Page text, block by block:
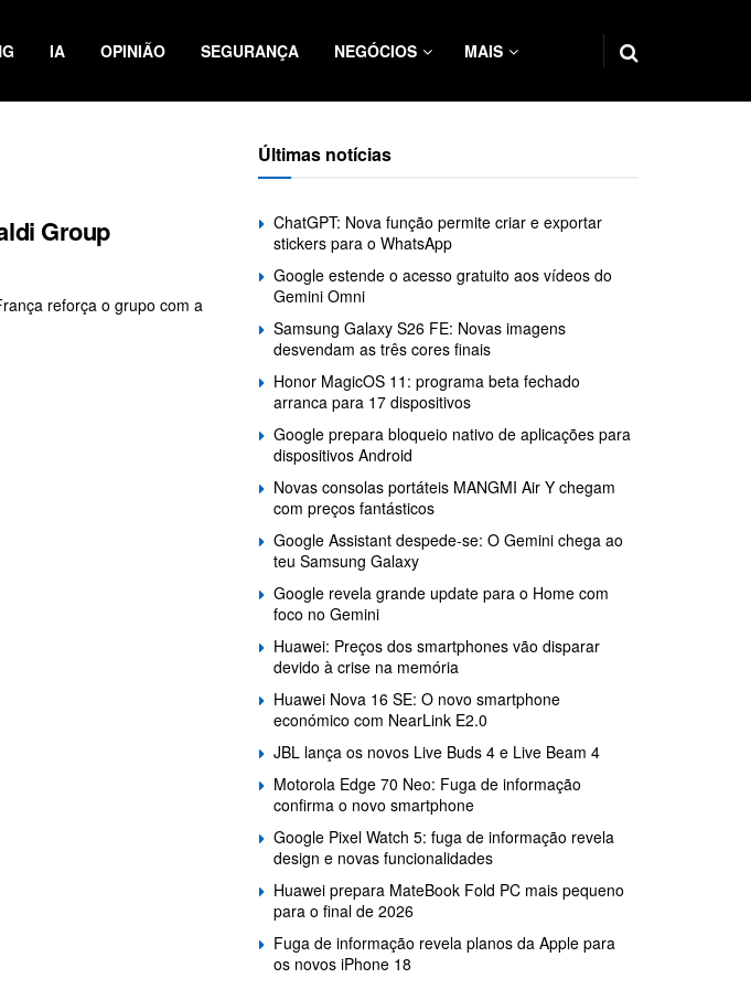
IA OPINIÃO SEGURANÇA NEGÓCIOS MAIS
Group
reforça o grupo com a
Últimas notícias
ChatGPT: Nova função permite criar e exportar
stickers para o WhatsApp
Google estende o acesso gratuito aos vídeos do
Gemini Omni
Samsung Galaxy S26 FE: Novas imagens
desvendam as três cores finais
Honor MagicOS 11: programa beta fechado
arranca para 17 dispositivos
Google prepara bloqueio nativo de aplicações para
dispositivos Android
Novas consolas portáteis MANGMI Air Y chegam
com preços fantásticos
Google Assistant despede-se: O Gemini chega ao
teu Samsung Galaxy
Google revela grande update para o Home com
foco no Gemini
Huawei: Preços dos smartphones vão disparar
devido à crise na memória
Huawei Nova 16 SE: O novo smartphone
económico com NearLink E2.0
JBL lança os novos Live Buds 4 e Live Beam 4
Motorola Edge 70 Neo: Fuga de informação
confirma o novo smartphone
Google Pixel Watch 5: fuga de informação revela
design e novas funcionalidades
Huawei prepara MateBook Fold PC mais pequeno
para o final de 2026
Fuga de informação revela planos da Apple para
os novos iPhone 18